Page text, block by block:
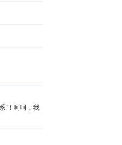
”！呵呵，我